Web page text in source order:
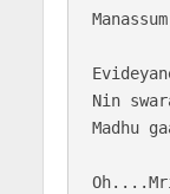
Nin
Madhu